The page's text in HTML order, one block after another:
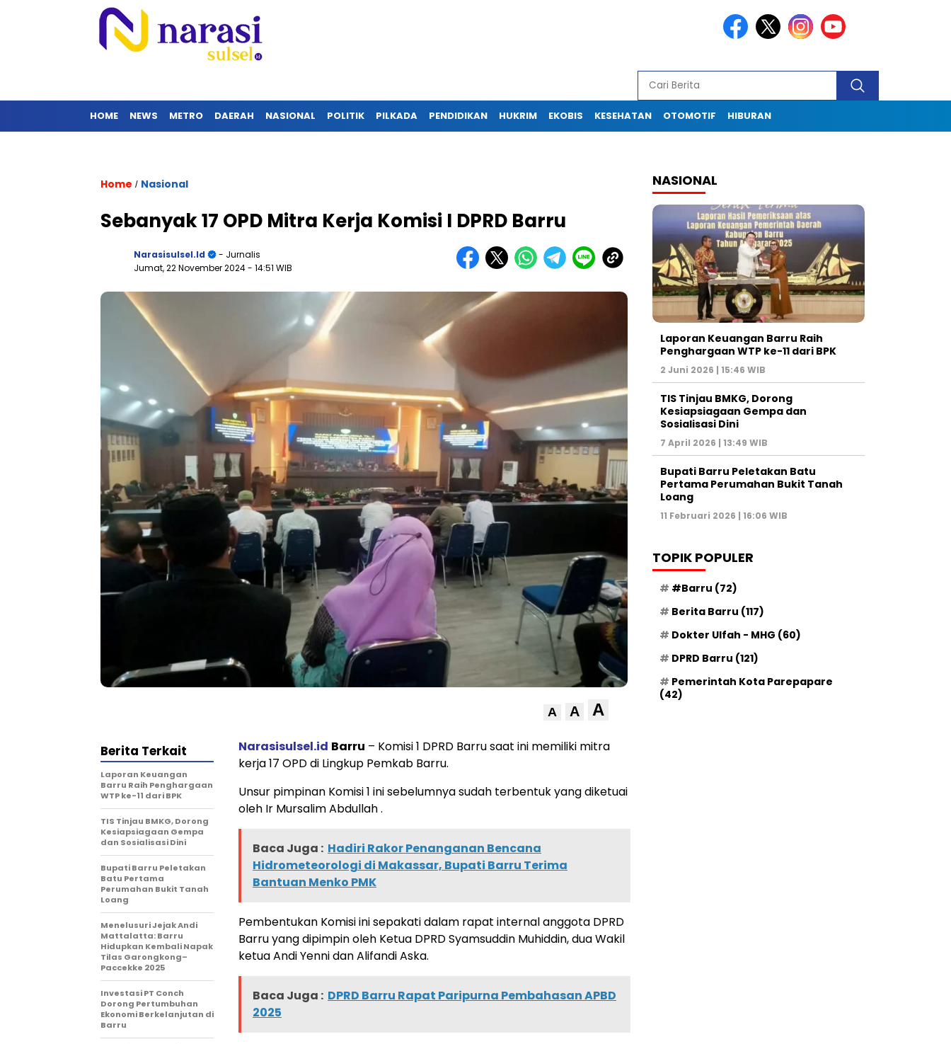
HOME NEWS METRO DAERAH NASIONAL POLITIK PILKADA PENDIDIKAN HUKRIM EKOBIS KESEHATAN OTOMOTIF HIBURAN
Home / Nasional
Sebanyak 17 OPD Mitra Kerja Komisi I DPRD Barru
Narasisulsel.id
- Jurnalis
Jumat, 22 November 2024- 14:51 WIB
A A A
Narasisulsel.id Barru – Komisi 1 DPRD Barru saat ini memiliki mitra
kerja 17 OPD di Lingkup Pemkab Barru.
Unsur pimpinan Komisi 1 ini sebelumnya sudah terbentuk yang diketuai
oleh Ir Mursalim Abdullah .
Baca Juga : Hadiri Rakor Penanganan Bencana
Hidrometeorologi di Makassar, Bupati Barru Terima
Bantuan Menko PMK
Pembentukan Komisi ini sepakati dalam rapat internal anggota DPRD
Barru yang dipimpin oleh Ketua DPRD Syamsuddin Muhiddin, dua Wakil
ketua Andi Yenni dan Alifandi Aska.
Baca Juga : DPRD Barru Rapat Paripurna Pembahasan APBD
2025
Berita Terkait
Laporan Keuangan
Barru Raih Penghargaan
WTP ke-11 dari BPK
TIS Tinjau BMKG, Dorong
Kesiapsiagaan Gempa
dan Sosialisasi Dini
Bupati Barru Peletakan
Batu Pertama
Perumahan Bukit Tanah
Loang
Menelusuri Jejak Andi
Mattalatta: Barru
Hidupkan Kembali Napak
Tilas Garongkong–
Paccekke 2025
Investasi PT Conch
Dorong Pertumbuhan
Ekonomi Berkelanjutan di
Barru
NASIONAL
Laporan Keuangan Barru Raih
Penghargaan WTP ke-11 dari BPK
2 Juni 2026 | 15:46 WIB
TIS Tinjau BMKG, Dorong
Kesiapsiagaan Gempa dan
Sosialisasi Dini
7 April 2026 | 13:49 WIB
Bupati Barru Peletakan Batu
Pertama Perumahan Bukit Tanah
Loang
11 Februari 2026 | 16:06 WIB
TOPIK POPULER
#Barru (72)
Berita Barru (117)
Dokter Ulfah - MHG (60)
DPRD Barru (121)
Pemerintah Kota Parepapare
(42)